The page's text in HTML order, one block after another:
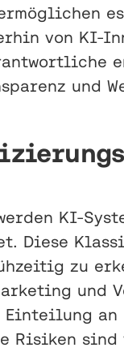
von KI-
und
KI-
Diese
zu
und
an
Risiken